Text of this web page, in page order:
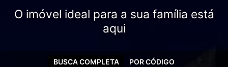
O imóvel ideal para a sua família está
aqui
BUSCA COMPLETA POR CÓDIGO